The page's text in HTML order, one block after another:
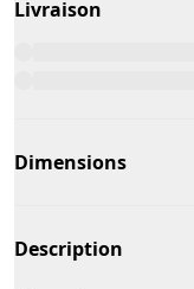
Livraison
Dimensions
Description